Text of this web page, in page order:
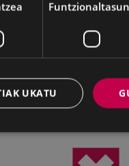
jarri aurretik
UKATU